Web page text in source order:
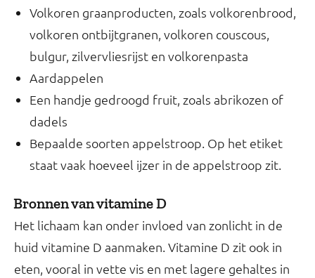
Volkoren graanproducten, zoals volkorenbrood,
volkoren ontbijtgranen, volkoren couscous,
bulgur, zilvervliesrijst en volkorenpasta
Aardappelen
Een handje gedroogd fruit, zoals abrikozen of
dadels
Bepaalde soorten appelstroop. Op het etiket
staat vaak hoeveel ijzer in de appelstroop zit.
Bronnen van vitamine D
Het lichaam kan onder invloed van zonlicht in de
huid vitamine D aanmaken. Vitamine D zit ook in
eten, vooral in vette vis en met lagere gehaltes in